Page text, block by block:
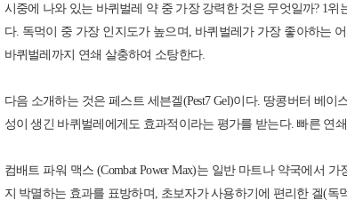
시중에 나와 있는 바퀴벌레 약 중 가장 강력한 것은 무엇일까? 1위
다. 독먹이 중 가장 인지도가 높으며, 바퀴벌레가 가장 좋아하는
바퀴벌레까지 연쇄 살충하여 소탕한다.
다음 소개하는 것은 페스트 세븐겔(Pest7 Gel)이다. 땅콩버터 베
성이 생긴 바퀴벌레에게도 효과적이라는 평가를 받는다. 빠른 연
컴배트 파워 맥스 (Combat Power Max)는 일반 마트나 약국에서
지 박멸하는 효과를 표방하며, 초보자가 사용하기에 편리한 겔(독